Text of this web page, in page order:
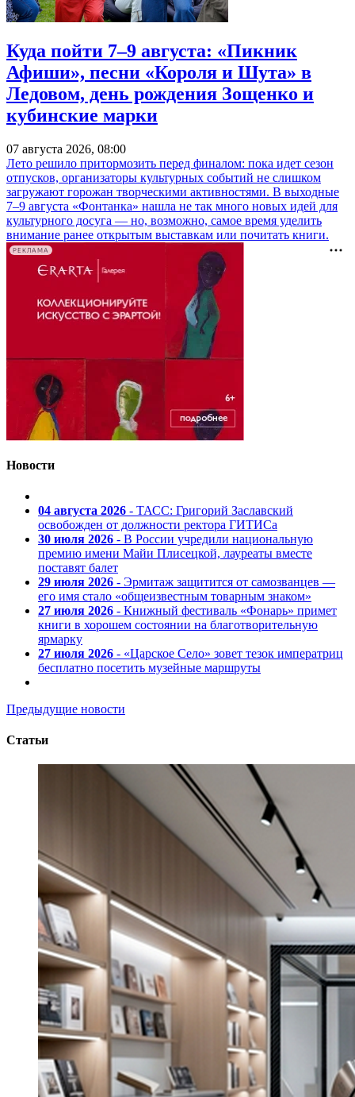
Куда пойти 7–9 августа: «Пикник
Афиши», песни «Короля и Шута» в
Ледовом, день рождения Зощенко и
кубинские марки
07 августа 2026, 08:00
Лето решило притормозить перед финалом: пока идет сезон
отпусков, организаторы культурных событий не слишком
загружают горожан творческими активностями. В выходные
7–9 августа «Фонтанка» нашла не так много новых идей для
культурного досуга — но, возможно, самое время уделить
внимание ранее открытым выставкам или почитать книги.
РЕКЛАМА
Новости
04 августа 2026 - ТАСС: Григорий Заславский
освобожден от должности ректора ГИТИСа
30 июля 2026 - В России учредили национальную
премию имени Майи Плисецкой, лауреаты вместе
поставят балет
29 июля 2026 - Эрмитаж защитится от самозванцев —
его имя стало «общеизвестным товарным знаком»
27 июля 2026 - Книжный фестиваль «Фонарь» примет
книги в хорошем состоянии на благотворительную
ярмарку
27 июля 2026 - «Царское Село» зовет тезок императриц
бесплатно посетить музейные маршруты
Предыдущие новости
Статьи